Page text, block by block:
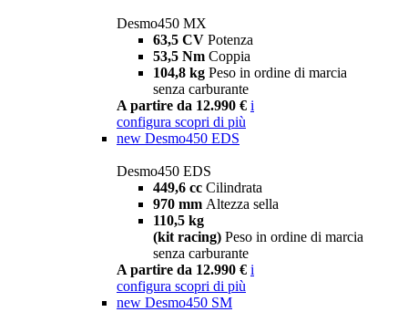
Desmo450 MX
63,5 CV Potenza
53,5 Nm Coppia
104,8 kg Peso in ordine di marcia
senza carburante
A partire da 12.990 € i
configura scopri di più
new Desmo450 EDS
Desmo450 EDS
449,6 cc Cilindrata
970 mm Altezza sella
110,5 kg
(kit racing) Peso in ordine di marcia
senza carburante
A partire da 12.990 € i
configura scopri di più
new Desmo450 SM